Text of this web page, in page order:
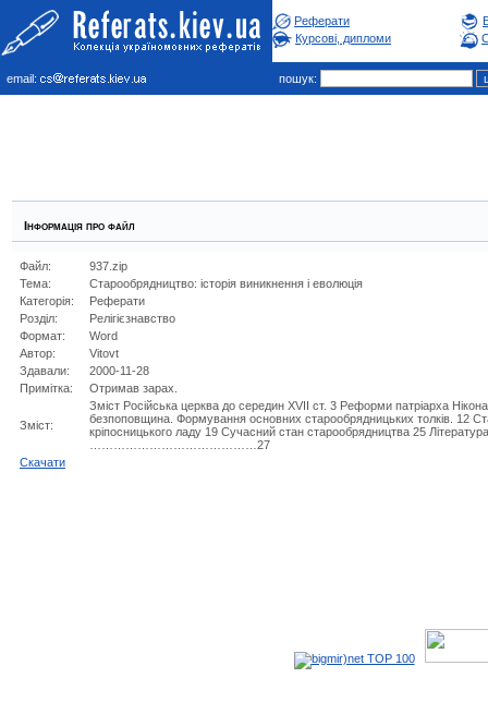
Реферати
Курсові, дипломи
email: пошук:
Інформація про файл
Файл:
937.zip
Тема:
Cтарообрядництво: історія виникнення і еволюція
Категорія:
Реферати
Розділ:
Релiгiєзнавство
Формат:
Word
Автор:
Vitovt
Здавали:
2000-11-28
Примітка:
Отримав зарах.
Зміст:
Зміст Російська церква до середин XVII ст. 3 Реформи патріарха
безпоповщина. Формування основних старообрядницьких толків. 12
кріпосницького ладу 19 Сучасний стан старообрядництва 25
……………………………………27
Cкачати